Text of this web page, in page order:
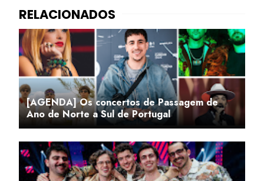
[AGENDA] Os concertos de Passagem de
Ano de Norte a Sul de Portugal